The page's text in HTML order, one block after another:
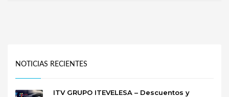
NOTICIAS RECIENTES
ITV GRUPO ITEVELESA – Descuentos y